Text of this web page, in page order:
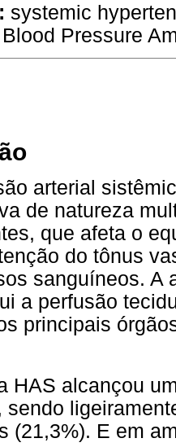
systemic
Pressure
arterial
de natureza
que afeta o
do tônus
sanguíneos. A
a perfusão
principais
HAS alcançou
sendo
(21,3%). E em